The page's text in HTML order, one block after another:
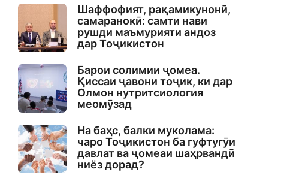
Шаффофият, рақамикунонӣ,
самаранокӣ: самти нави
рушди маъмурияти андоз
дар Тоҷикистон
Барои солимии ҷомеа.
Қиссаи ҷавони тоҷик, ки дар
Олмон нутритсиология
меомӯзад
На баҳс, балки муколама:
чаро Тоҷикистон ба гуфтугӯи
давлат ва ҷомеаи шаҳрвандӣ
ниёз дорад?